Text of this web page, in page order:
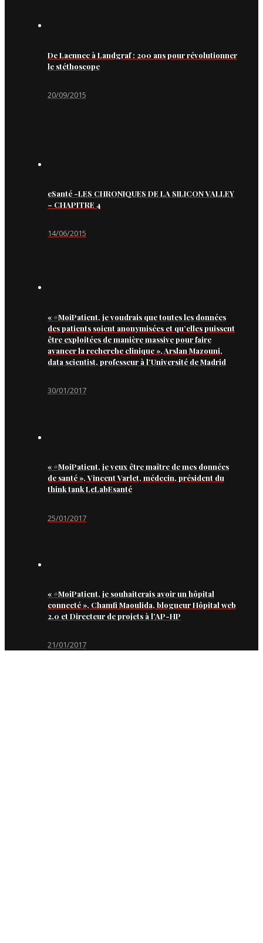
De Laennec à Landgraf : 200 ans pour révolutionner
le stéthoscope
20/09/2015
eSanté -LES CHRONIQUES DE LA SILICON VALLEY
– CHAPITRE 4
14/06/2015
« #MoiPatient, je voudrais que toutes les données
des patients soient anonymisées et qu’elles puissent
être exploitées de manière massive pour faire
avancer la recherche clinique », Arslan Mazouni,
data scientist, professeur à l’Université de Madrid
30/01/2017
« #MoiPatient, je veux être maître de mes données
de santé », Vincent Varlet, médecin, président du
think tank LeLabEsanté
25/01/2017
« #MoiPatient, je souhaiterais avoir un hôpital
connecté », Chamfi Maoulida, blogueur Hôpital web
2.0 et Directeur de projets à l’AP-HP
21/01/2017